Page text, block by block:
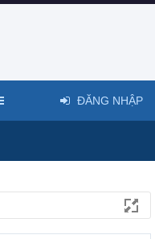
ĐĂNG NHẬP